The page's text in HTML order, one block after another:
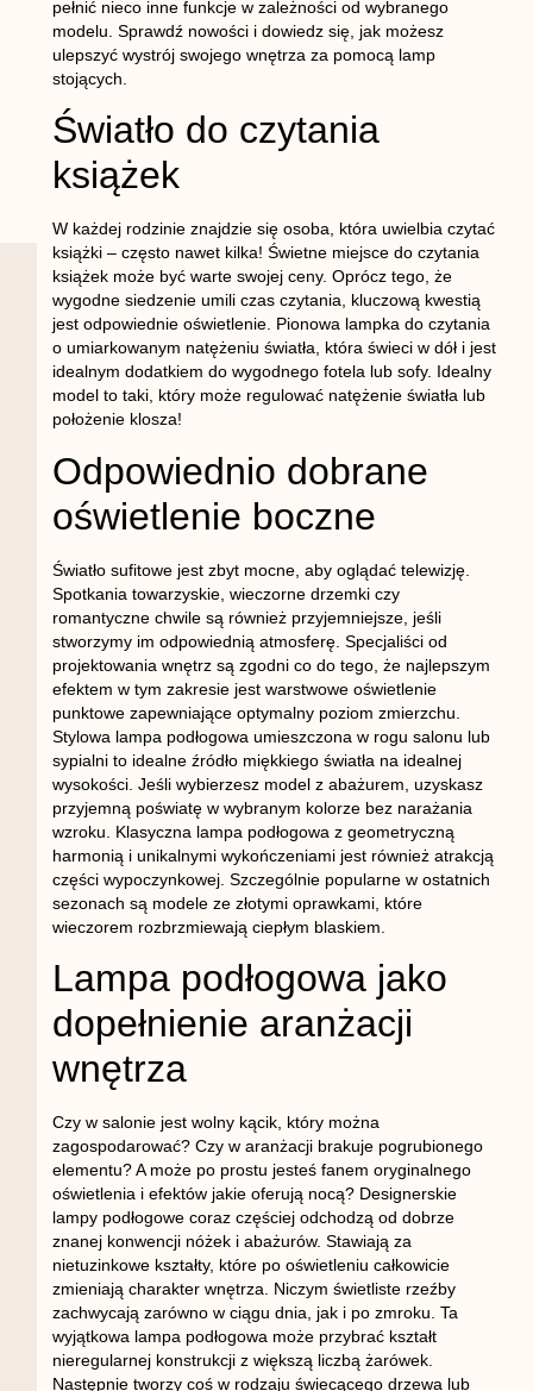
pełnić nieco inne funkcje w zależności od wybranego
modelu. Sprawdź nowości i dowiedz się, jak możesz
ulepszyć wystrój swojego wnętrza za pomocą lamp
stojących.
Światło do czytania
książek
W każdej rodzinie znajdzie się osoba, która uwielbia czytać
książki – często nawet kilka! Świetne miejsce do czytania
książek może być warte swojej ceny. Oprócz tego, że
wygodne siedzenie umili czas czytania, kluczową kwestią
jest odpowiednie oświetlenie. Pionowa lampka do czytania
o umiarkowanym natężeniu światła, która świeci w dół i jest
idealnym dodatkiem do wygodnego fotela lub sofy. Idealny
model to taki, który może regulować natężenie światła lub
położenie klosza!
Odpowiednio dobrane
oświetlenie boczne
Światło sufitowe jest zbyt mocne, aby oglądać telewizję.
Spotkania towarzyskie, wieczorne drzemki czy
romantyczne chwile są również przyjemniejsze, jeśli
stworzymy im odpowiednią atmosferę. Specjaliści od
projektowania wnętrz są zgodni co do tego, że najlepszym
efektem w tym zakresie jest warstwowe oświetlenie
punktowe zapewniające optymalny poziom zmierzchu.
Stylowa lampa podłogowa umieszczona w rogu salonu lub
sypialni to idealne źródło miękkiego światła na idealnej
wysokości. Jeśli wybierzesz model z abażurem, uzyskasz
przyjemną poświatę w wybranym kolorze bez narażania
wzroku. Klasyczna lampa podłogowa z geometryczną
harmonią i unikalnymi wykończeniami jest również atrakcją
części wypoczynkowej. Szczególnie popularne w ostatnich
sezonach są modele ze złotymi oprawkami, które
wieczorem rozbrzmiewają ciepłym blaskiem.
Lampa podłogowa jako
dopełnienie aranżacji
wnętrza
Czy w salonie jest wolny kącik, który można
zagospodarować? Czy w aranżacji brakuje pogrubionego
elementu? A może po prostu jesteś fanem oryginalnego
oświetlenia i efektów jakie oferują nocą? Designerskie
lampy podłogowe coraz częściej odchodzą od dobrze
znanej konwencji nóżek i abażurów. Stawiają za
nietuzinkowe kształty, które po oświetleniu całkowicie
zmieniają charakter wnętrza. Niczym świetliste rzeźby
zachwycają zarówno w ciągu dnia, jak i po zmroku. Ta
wyjątkowa lampa podłogowa może przybrać kształt
nieregularnej konstrukcji z większą liczbą żarówek.
Następnie tworzy coś w rodzaju świecącego drzewa lub